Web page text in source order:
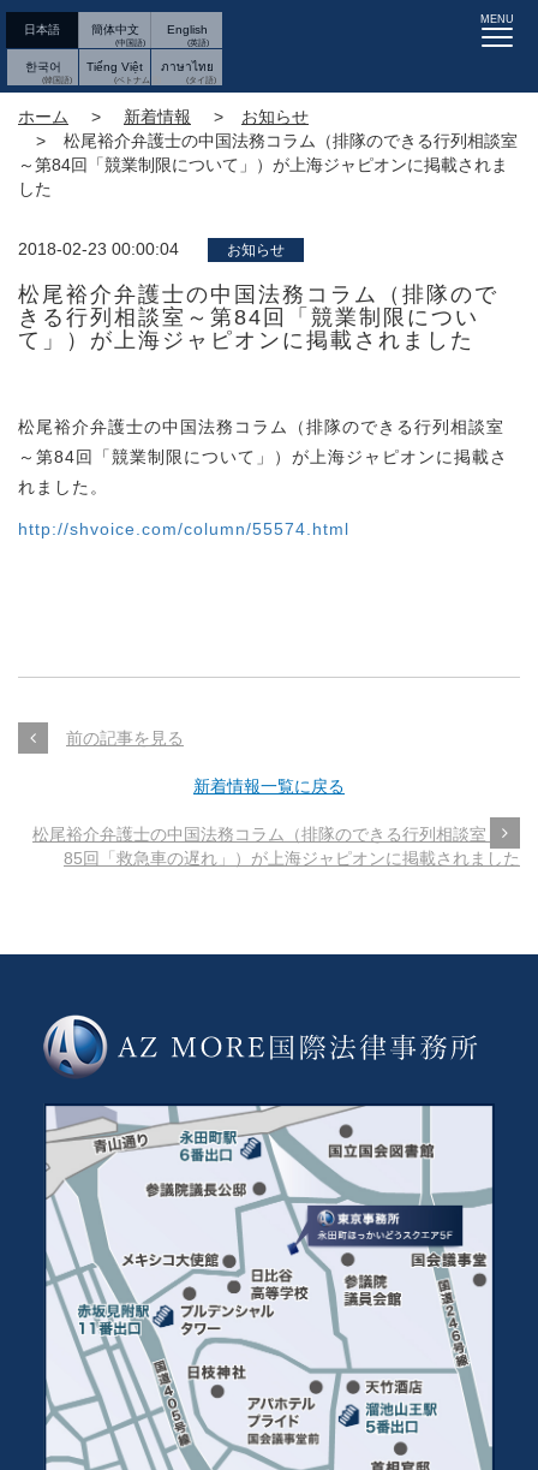
日本語 簡体中文 English
한국어 Tiếng Việt ภาษาไทย
MENU
ホーム 新着情報
お知らせ
松尾裕介弁護士の中国法務コラム（排隊のできる行列相談室
～第84回「競業制限について」）が上海ジャピオンに掲載されま
した
2018-02-23 00:00:04 お知らせ
松尾裕介弁護士の中国法務コラム（排隊ので
きる行列相談室～第84回「競業制限につい
て」）が上海ジャピオンに掲載されました
松尾裕介弁護士の中国法務コラム（排隊のできる行列相談室
～第84回「競業制限について」）が上海ジャピオンに掲載さ
れました。
http://shvoice.com/column/55574.html
前の記事を見る
新着情報一覧に戻る
松尾裕介弁護士の中国法務コラム（排隊のできる行列相談室～第
85回「救急車の遅れ」）が上海ジャピオンに掲載されました